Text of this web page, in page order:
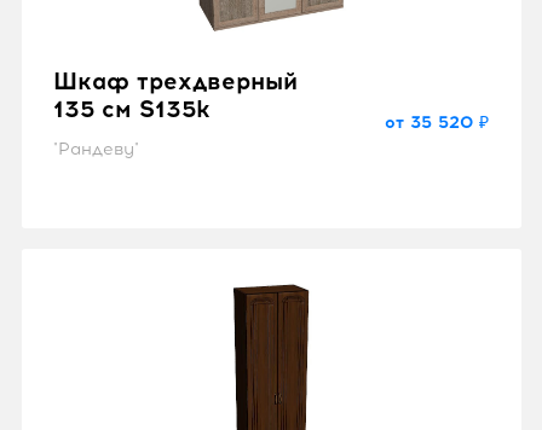
Шкаф трехдверный
135 см S135k
"Рандеву"
от 35 520 ₽